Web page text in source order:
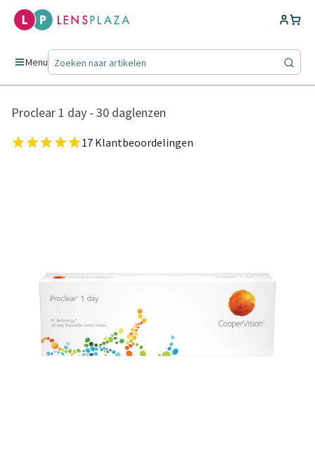
Menu
Proclear 1 day - 30 daglenzen
17 Klantbeoordelingen